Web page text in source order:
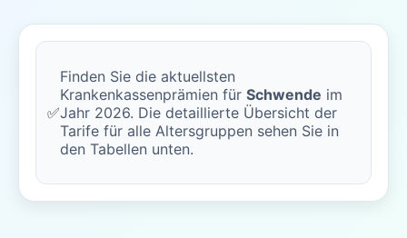
✅
Finden Sie die aktuellsten
Krankenkassenprämien für Schwende im
Jahr 2026. Die detaillierte Übersicht der
Tarife für alle Altersgruppen sehen Sie in
den Tabellen unten.